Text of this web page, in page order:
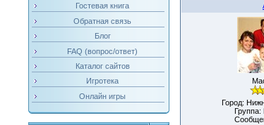
Гостевая книга
Обратная связь
Блог
FAQ (вопрос/ответ)
Каталог сайтов
Игротека
Онлайн игры
Город:
Группа: